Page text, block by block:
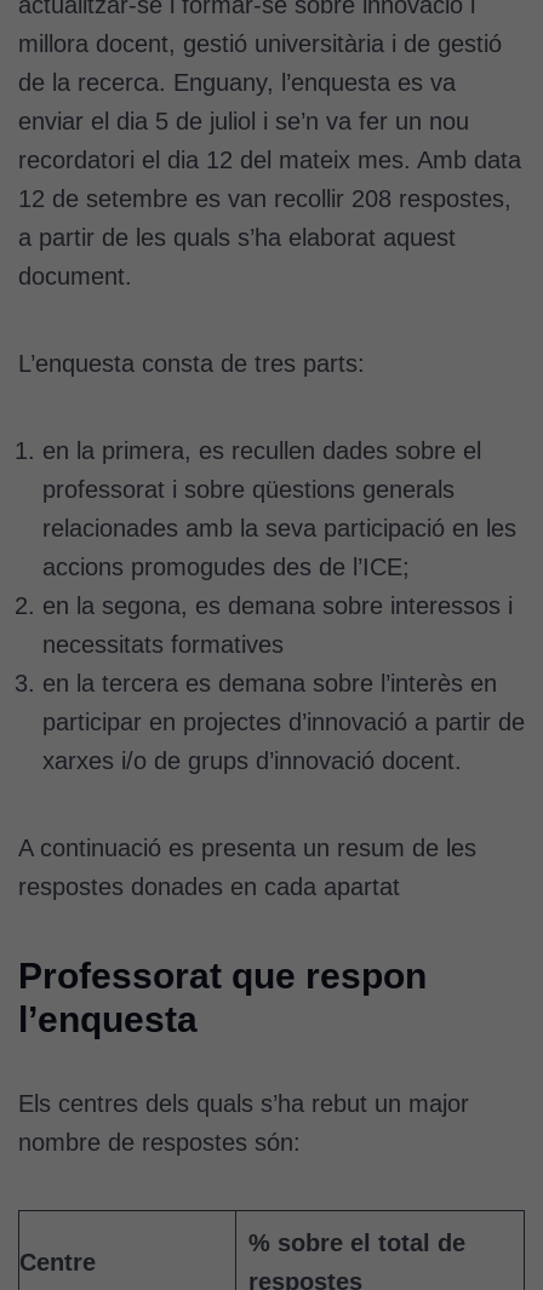
millora docent, gestió universitària i de gestió
de la recerca. Enguany, l’enquesta es va
enviar el dia 5 de juliol i se’n va fer un nou
recordatori el dia 12 del mateix mes. Amb data
12 de setembre es van recollir 208 respostes,
a partir de les quals s’ha elaborat aquest
document.
L’enquesta consta de tres parts:
en la primera, es recullen dades sobre el
professorat i sobre qüestions generals
relacionades amb la seva participació en les
accions promogudes des de l’ICE;
en la segona, es demana sobre interessos i
necessitats formatives
en la tercera es demana sobre l’interès en
participar en projectes d’innovació a partir de
xarxes i/o de grups d’innovació docent.
A continuació es presenta un resum de les
respostes donades en cada apartat
Professorat que respon
l’enquesta
Els centres dels quals s’ha rebut un major
nombre de respostes són:
Centre
% sobre el total de
respostes